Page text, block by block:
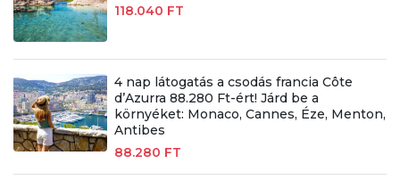
118.040 FT
4 nap látogatás a csodás francia Côte
d’Azurra 88.280 Ft-ért! Járd be a
környéket: Monaco, Cannes, Éze, Menton,
Antibes
88.280 FT